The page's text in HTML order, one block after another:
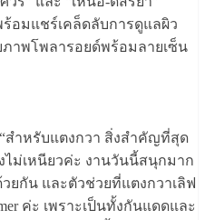
อมแชร์เคล็ดลับการดูแลผิว
ภาพโพลารอยด์พร้อมลายเซ็น
“สำหรับแตงกวา สิ่งสำคัญที่สุด
ม่เหนียวค่ะ งานวันนี้สนุกมาก
กัน และตัวช่วยที่แตงกวาเลิฟ
ค่ะ เพราะเป็นทั้งกันแดดและ